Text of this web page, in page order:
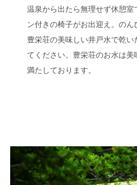
温泉から出たら無理せず休憩室
ン付きの椅子がお出迎え。のん
豊栄荘の美味しい井戸水で乾い
てください。豊栄荘のお水は美
満たしております。